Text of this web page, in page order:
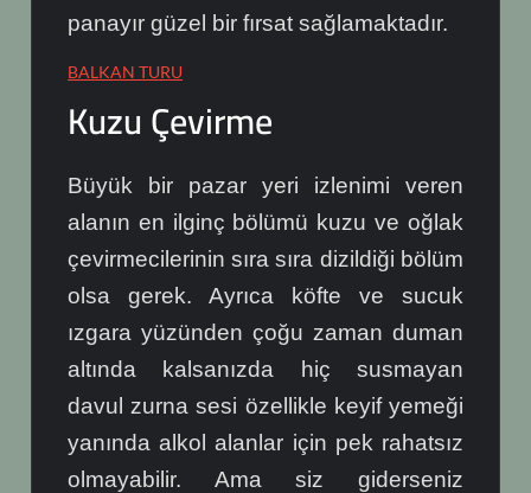
panayır güzel bir fırsat sağlamaktadır.
BALKAN TURU
Kuzu Çevirme
Büyük bir pazar yeri izlenimi veren
alanın en ilginç bölümü kuzu ve oğlak
çevirmecilerinin sıra sıra dizildiği bölüm
olsa gerek. Ayrıca köfte ve sucuk
ızgara yüzünden çoğu zaman duman
altında kalsanızda hiç susmayan
davul zurna sesi özellikle keyif yemeği
yanında alkol alanlar için pek rahatsız
olmayabilir. Ama siz giderseniz